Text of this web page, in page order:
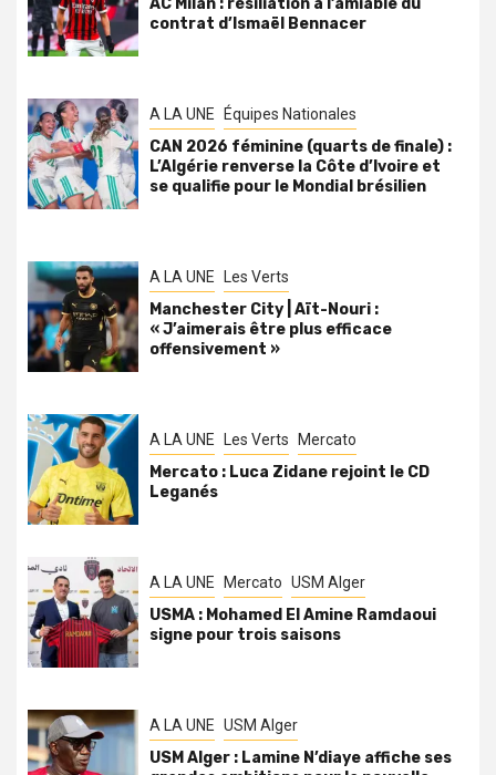
contrat d’Ismaël Bennacer
A LA UNE Équipes Nationales
CAN 2026 féminine (quarts de finale) :
L’Algérie renverse la Côte d’Ivoire et
se qualifie pour le Mondial brésilien
A LA UNE Les Verts
Manchester City | Aït-Nouri :
« J’aimerais être plus efficace
offensivement »
A LA UNE Les Verts Mercato
Mercato : Luca Zidane rejoint le CD
Leganés
A LA UNE Mercato USM Alger
USMA : Mohamed El Amine Ramdaoui
signe pour trois saisons
A LA UNE USM Alger
USM Alger : Lamine N’diaye affiche ses